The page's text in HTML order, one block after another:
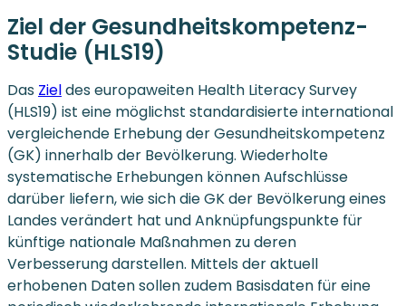
Ziel der Gesundheitskompetenz-
Studie (HLS19)
Das Zieldes europaweiten Health Literacy Survey
(HLS19) ist eine möglichst standardisierte international
vergleichende Erhebung der Gesundheitskompetenz
(GK) innerhalb der Bevölkerung. Wiederholte
systematische Erhebungen können Aufschlüsse
darüber liefern, wie sich die GK der Bevölkerung eines
Landes verändert hat und Anknüpfungspunkte für
künftige nationale Maßnahmen zu deren
Verbesserung darstellen. Mittels der aktuell
erhobenen Daten sollen zudem Basisdaten für eine